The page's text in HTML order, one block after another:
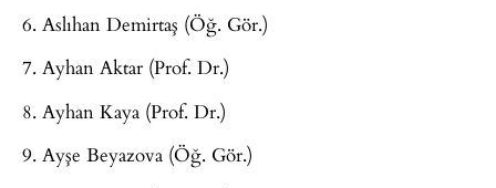
6. Aslıhan Demirtaş (Öğ. Gör.)
7. Ayhan Aktar (Prof. Dr.)
8. Ayhan Kaya (Prof. Dr.)
9. Ayşe Beyazova (Öğ. Gör.)